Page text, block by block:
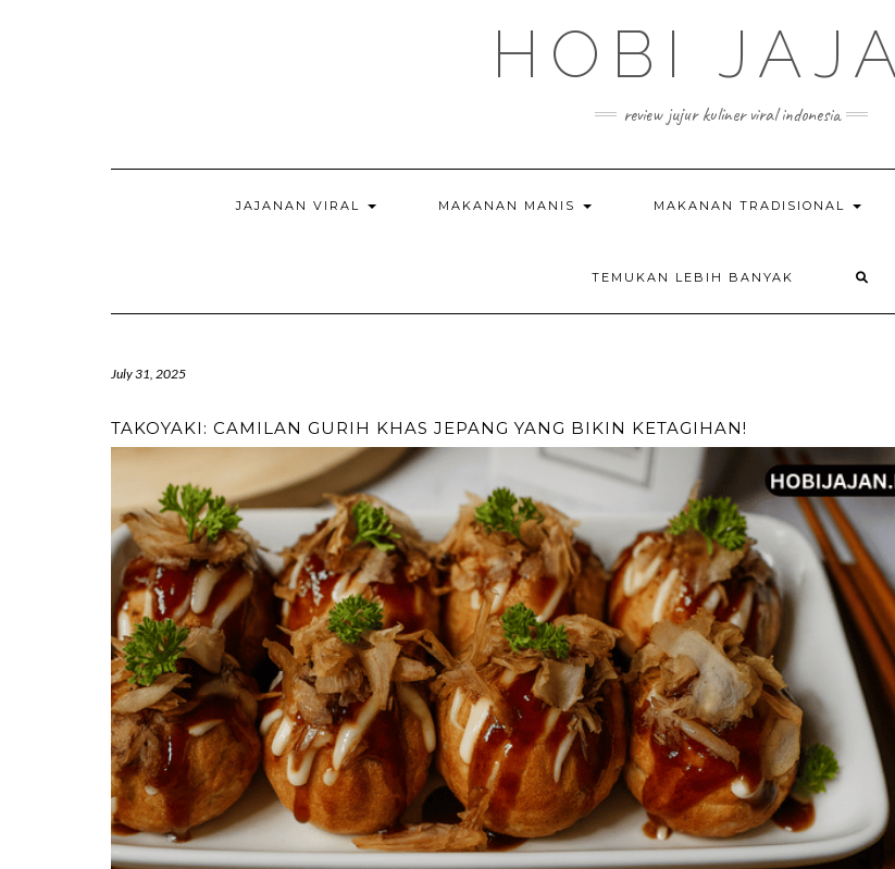
HOBI
review jujur kuliner viral indonesia
JAJANAN VIRAL MAKANAN MANIS MAKANAN TRADISIONAL
TEMUKAN LEBIH BANYAK
July 31, 2025
TAKOYAKI: CAMILAN GURIH KHAS JEPANG YANG BIKIN KETAGIHAN!